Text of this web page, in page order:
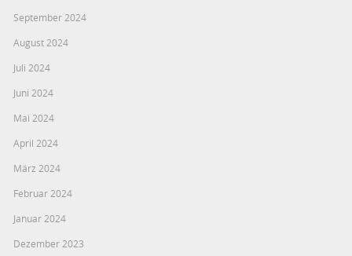
September 2024
August 2024
Juli 2024
Juni 2024
Mai 2024
April 2024
März 2024
Februar 2024
Januar 2024
Dezember 2023